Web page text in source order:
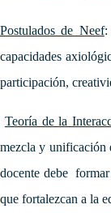
Postulados de Neef:
capacidades
participación,
Teoría de la
mezcla y unificación
docente debe
que fortalezcan a la